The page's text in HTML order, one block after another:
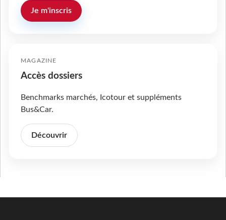
Je m'inscris
MAGAZINE
Accès dossiers
Benchmarks marchés, Icotour et suppléments
Bus&Car.
Découvrir